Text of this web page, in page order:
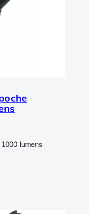
lumens